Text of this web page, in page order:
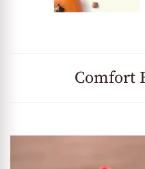
Comfort